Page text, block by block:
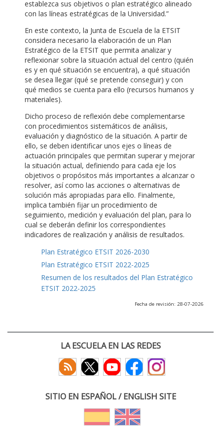
establezca sus objetivos o plan estratégico alineado
con las líneas estratégicas de la Universidad.”
En este contexto, la Junta de Escuela de la ETSIT
considera necesario la elaboración de un Plan
Estratégico de la ETSIT que permita analizar y
reflexionar sobre la situación actual del centro (quién
es y en qué situación se encuentra), a qué situación
se desea llegar (qué se pretende conseguir) y con
qué medios se cuenta para ello (recursos humanos y
materiales).
Dicho proceso de reflexión debe complementarse
con procedimientos sistemáticos de análisis,
evaluación y diagnóstico de la situación. A partir de
ello, se deben identificar unos ejes o líneas de
actuación principales que permitan superar y mejorar
la situación actual, definiendo para cada eje los
objetivos o propósitos más importantes a alcanzar o
resolver, así como las acciones o alternativas de
solución más apropiadas para ello. Finalmente,
implica también fijar un procedimiento de
seguimiento, medición y evaluación del plan, para lo
cual se deberán definir los correspondientes
indicadores de realización y análisis de resultados.
Plan Estratégico ETSIT 2026-2030
Plan Estratégico ETSIT 2022-2025
Resumen de los resultados del Plan Estratégico
ETSIT 2022-2025
Fecha de revisión: 28-07-2026
LA ESCUELA EN LAS REDES
SITIO EN ESPAÑOL / ENGLISH SITE